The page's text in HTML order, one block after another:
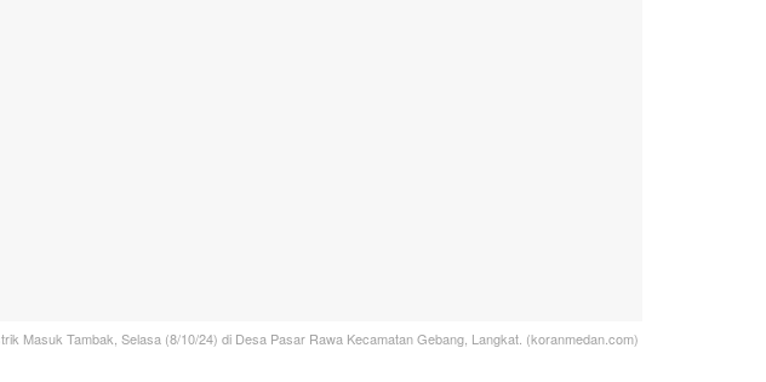
Masuk Tambak, Selasa (8/10/24) di Desa Pasar Rawa Kecamatan Gebang, Langkat. (koranmedan.com)